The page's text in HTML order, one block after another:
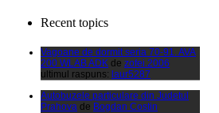
Recent topics
Vagoane de dormit seria 70-91. AVA
ultimul raspuns:laur5287
Autobuzele particulare din Judetul
ultimul raspuns:Ikarus_260